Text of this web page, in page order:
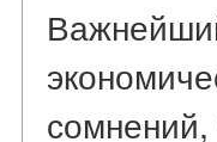
сомнений,